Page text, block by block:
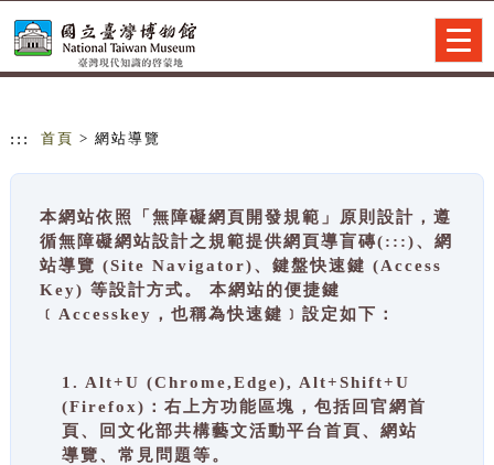
::: 首頁 > 網站導覽
本網站依照「無障礙網頁開發規範」原則設計，遵
循無障礙網站設計之規範提供網頁導盲磚(:::)、網
站導覽 (Site Navigator)、鍵盤快速鍵 (Access
Key) 等設計方式。 本網站的便捷鍵
﹝Accesskey，也稱為快速鍵﹞設定如下：
1. Alt+U (Chrome,Edge), Alt+Shift+U
(Firefox)：右上方功能區塊，包括回官網首
頁、回文化部共構藝文活動平台首頁、網站
導覽、常見問題等。